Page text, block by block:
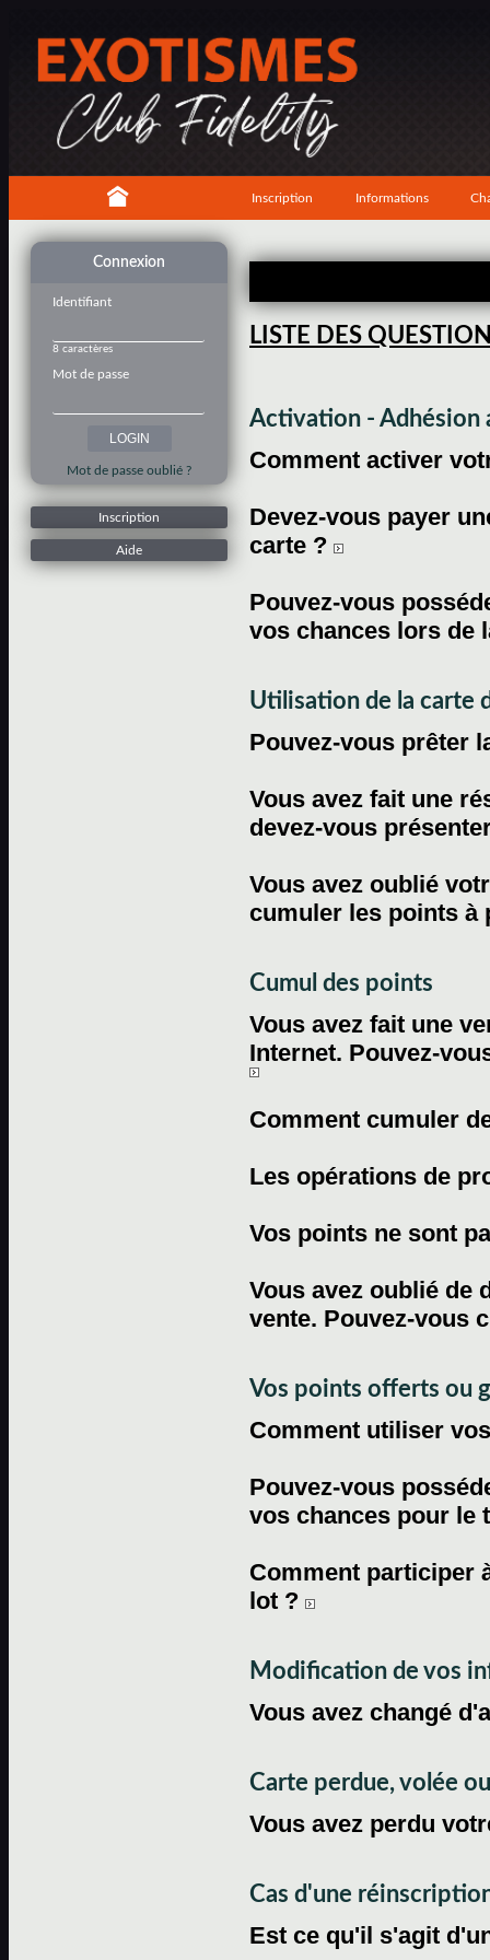
Inscription Informations
Connexion
Identifiant
8 caractères
Mot de passe
Mot de passe oublié ?
Inscription
Aide
LISTE DES
Activation - Adhésion
Comment activer
Devez-vous payer
carte ?
Pouvez-vous
vos chances lors de
Utilisation de la carte
Pouvez-vous prêter
Vous avez fait une
devez-vous
Vous avez oublié
cumuler les points
Cumul des points
Vous avez fait une
Internet. Pouvez-
Comment cumuler
Les opérations de
Vos points ne sont
Vous avez oublié de
vente. Pouvez-vous
Vos points offerts ou
Comment utiliser
Pouvez-vous
vos chances pour le
Comment participer
lot ?
Modification de vos
Vous avez changé
Carte perdue, volée
Vous avez perdu
Cas d'une
Est ce qu'il s'agit